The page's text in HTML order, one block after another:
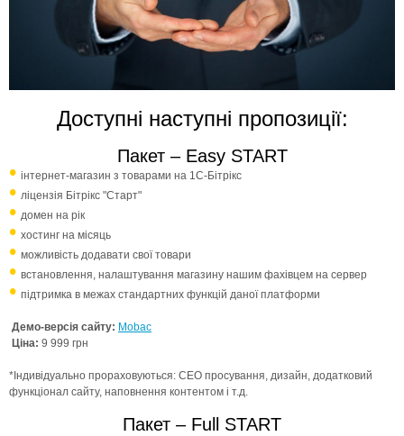
Доступні наступні пропозиції:
Пакет – Easy START
інтернет-магазин з товарами на 1С-Бітрікс
ліцензія Бітрікс "Старт"
домен на рік
хостинг на місяць
можливість додавати свої товари
встановлення, налаштування магазину нашим фахівцем на сервер
підтримка в межах стандартних функцій даної платформи
Демо-версія сайту: Mobac
Ціна: 9 999 грн
*Індивідуально прораховуються: СЕО просування, дизайн, додатковий
функціонал сайту, наповнення контентом і т.д.
Пакет – Full START